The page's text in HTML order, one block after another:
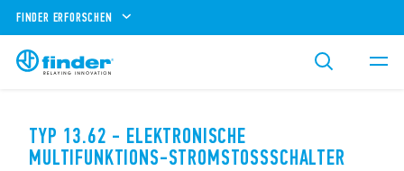
FINDER ERFORSCHEN
TYP 13.62 - ELEKTRONISCHE
MULTIFUNKTIONS-STROMSTOSSSCHALTER